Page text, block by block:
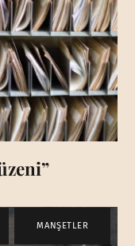
MANŞETLER